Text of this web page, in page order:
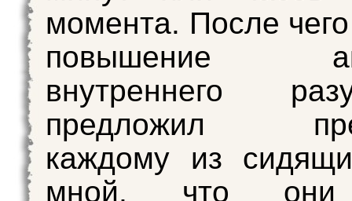
момента. После
повышение
внутреннего
предложил
каждому из
мной, что они